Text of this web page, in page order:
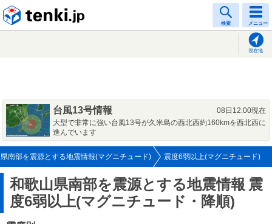
検索 メニュー
現在地
台風13号情報
08日12:00現在
大型で非常に強い台風13号が久米島の西北西約160kmを西北西に
進んでいます
南部を震源とする地震情報(マグニチュード) 震度6弱以上(マグニチュード)
和歌山県南部を震源とする地震情報 震
度6弱以上(マグニチュード・降順)